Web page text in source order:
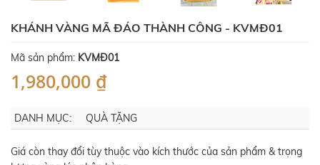
KHÁNH VÀNG MÃ ĐÁO THÀNH CÔNG - KVMĐ01
Mã sản phẩm: KVMĐ01
1,980,000 ₫
DANH MỤC: QUÀ TẶNG
Giá còn thay đổi tùy thuộc vào kích thước của sản phẩm & trọng